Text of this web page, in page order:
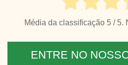
Média da classificação 5/ 5.
ENTRE NO